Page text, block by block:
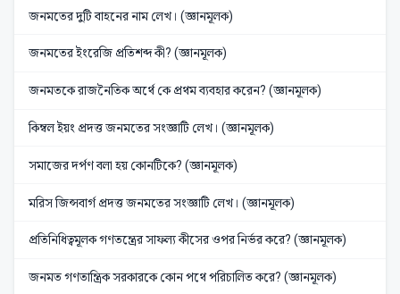
জনমতের দুটি বাহনের নাম লেখ। (জ্ঞানমূলক)
জনমতের ইংরেজি প্রতিশব্দ কী? (জ্ঞানমূলক)
জনমতকে রাজনৈতিক অর্থে কে প্রথম ব্যবহার করেন? (জ্ঞানমূলক)
কিম্বল ইয়ং প্রদত্ত জনমতের সংজ্ঞাটি লেখ। (জ্ঞানমূলক)
সমাজের দর্পণ বলা হয় কোনটিকে? (জ্ঞানমূলক)
মরিস জিন্সবার্গ প্রদত্ত জনমতের সংজ্ঞাটি লেখ। (জ্ঞানমূলক)
প্রতিনিধিত্বমূলক গণতন্ত্রের সাফল্য কীসের ওপর নির্ভর করে? (জ্ঞানমূলক)
জনমত গণতান্ত্রিক সরকারকে কোন পথে পরিচালিত করে? (জ্ঞানমূলক)